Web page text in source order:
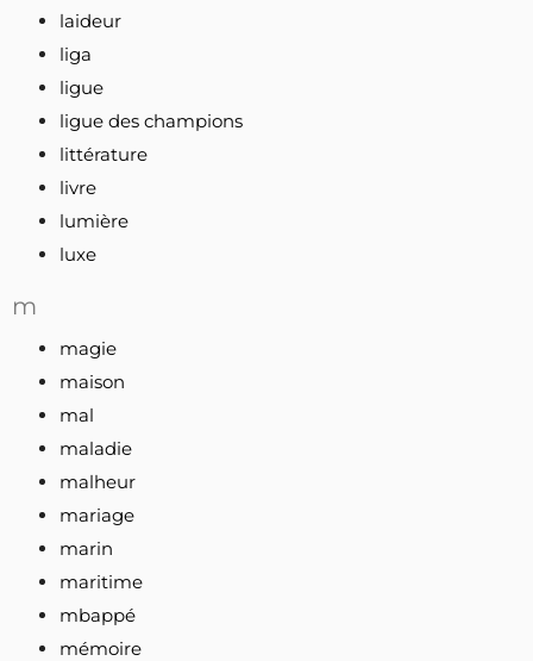
laideur
liga
ligue
ligue des champions
littérature
livre
lumière
luxe
m
magie
maison
mal
maladie
malheur
mariage
marin
maritime
mbappé
mémoire